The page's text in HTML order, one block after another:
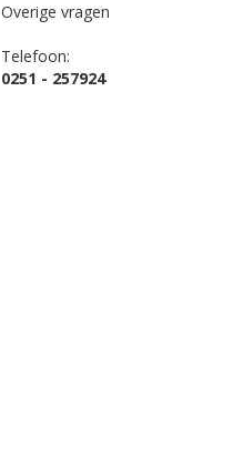
Overige vragen
Telefoon:
0251 - 257924